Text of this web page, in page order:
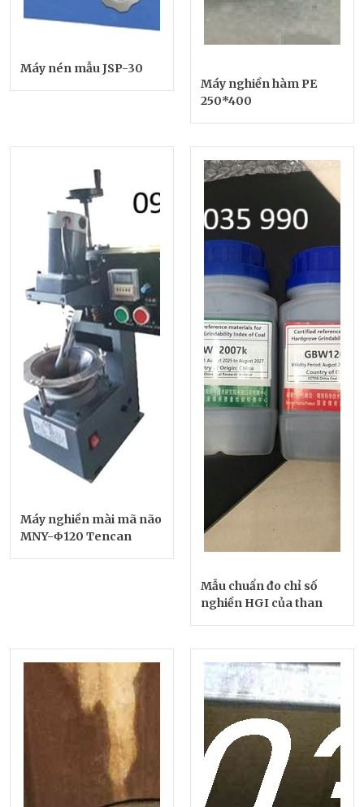
Máy nén mẫu JSP-30
Máy nghiền hàm PE
250*400
Máy nghiền mài mã não
MNY-Φ120 Tencan
Mẫu chuẩn đo chỉ số
nghiền HGI của than